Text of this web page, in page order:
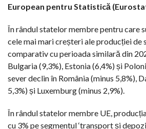
European pentru Statistică
În rândul statelor membre pentru care
cele mai mari creșteri ale producției de
comparativ cu perioada similară din
Bulgaria (9,3%), Estonia (6,4%) și
sever declin în România (minus 5,8%),
5,3%) și Luxemburg (minus 2,9%).
În rândul statelor membre UE,
cu 3% pe segmentul ‘transport și